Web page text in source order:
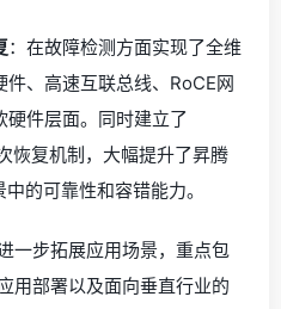
：在故障检测方面实现了全维
件、高速互联总线、RoCE网
件层面。同时建立了
恢复机制，大幅提升了昇腾
的可靠性和容错能力。
一步拓展应用场景，重点包
用部署以及面向垂直行业的